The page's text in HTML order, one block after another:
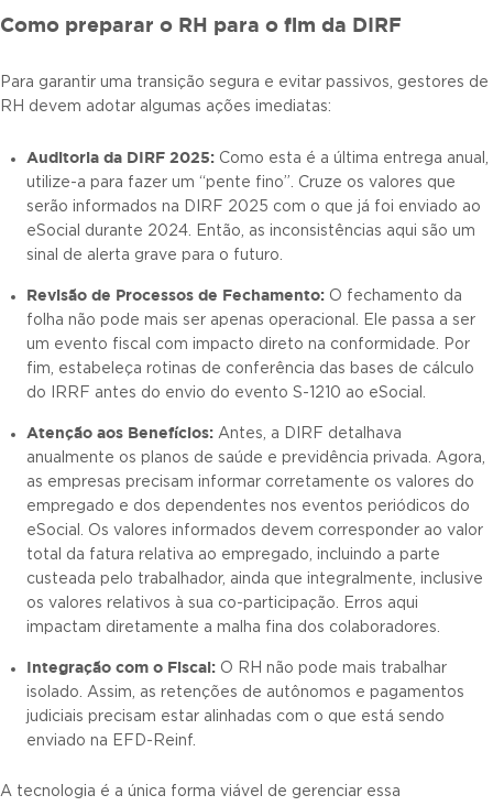
Como preparar o RH para o fim da DIRF
Para garantir uma transição segura e evitar passivos, gestores de
RH devem adotar algumas ações imediatas:
Auditoria da DIRF 2025: Como esta é a última entrega anual,
utilize-a para fazer um “pente fino”. Cruze os valores que
serão informados na DIRF 2025 com o que já foi enviado ao
eSocial durante 2024. Então, as inconsistências aqui são um
sinal de alerta grave para o futuro.
Revisão de Processos de Fechamento: O fechamento da
folha não pode mais ser apenas operacional. Ele passa a ser
um evento fiscal com impacto direto na conformidade. Por
fim, estabeleça rotinas de conferência das bases de cálculo
do IRRF antes do envio do evento S-1210 ao eSocial.
Atenção aos Benefícios: Antes, a DIRF detalhava
anualmente os planos de saúde e previdência privada. Agora,
as empresas precisam informar corretamente os valores do
empregado e dos dependentes nos eventos periódicos do
eSocial. Os valores informados devem corresponder ao valor
total da fatura relativa ao empregado, incluindo a parte
custeada pelo trabalhador, ainda que integralmente, inclusive
os valores relativos à sua co-participação. Erros aqui
impactam diretamente a malha fina dos colaboradores.
Integração com o Fiscal: O RH não pode mais trabalhar
isolado. Assim, as retenções de autônomos e pagamentos
judiciais precisam estar alinhadas com o que está sendo
enviado na EFD-Reinf.
A tecnologia é a única forma viável de gerenciar essa